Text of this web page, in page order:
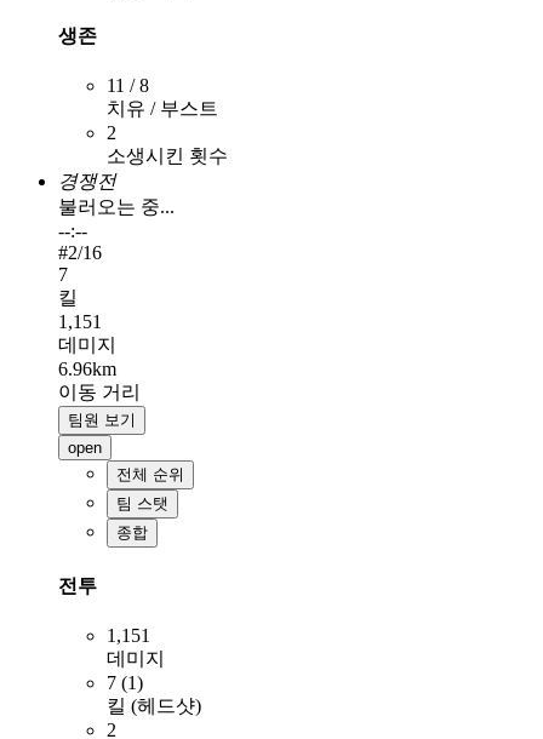
생존
11 / 8
치유 / 부스트
2
소생시킨 횟수
경쟁전
불러오는 중...
--:--
#2/16
7
킬
1,151
데미지
6.96km
이동 거리
팀원 보기
open
전체 순위
팀 스탯
종합
전투
1,151
데미지
7 (1)
킬 (헤드샷)
2